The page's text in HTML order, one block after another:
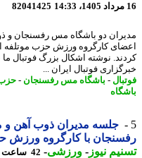
82041425
دو باشگاه مس رفسنجان و ذوب
کارگروه ورزش حزب موتلفه
نوشته اشکال بزرگ فوتبال ما
فوتبال ایران ...
-باشگاه مس رفسنجان-حزب
جلسه مدیران ذوب آهن و
با کارگروه ورزش حزب
نیوز-ورزشی-